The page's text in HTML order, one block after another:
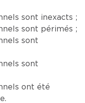
sont inexacts ;
sont périmés ;
sont
sont
ont été